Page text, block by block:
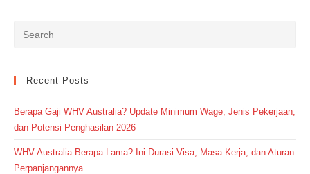
Recent Posts
Berapa Gaji WHV Australia? Update Minimum Wage, Jenis Pekerjaan,
dan Potensi Penghasilan 2026
WHV Australia Berapa Lama? Ini Durasi Visa, Masa Kerja, dan Aturan
Perpanjangannya